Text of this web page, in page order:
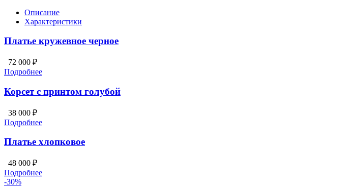
Описание
Характеристики
Платье кружевное черное
72 000 ₽
Подробнее
Корсет с принтом голубой
38 000 ₽
Подробнее
Платье хлопковое
48 000 ₽
Подробнее
-30%